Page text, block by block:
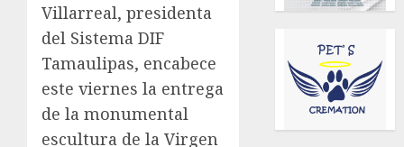
Villarreal, presidenta
del Sistema DIF
Tamaulipas, encabece
este viernes la entrega
de la monumental
escultura de la Virgen